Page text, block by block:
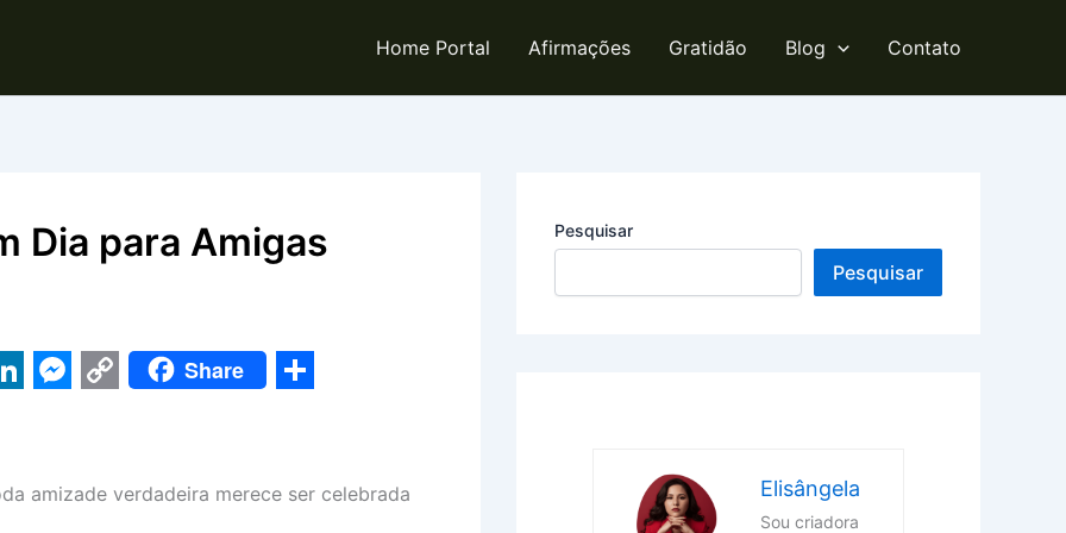
Home Portal Afirmações Gratidão Blog Contato
Dia para Amigas
s p
Share
a
amizade verdadeira merece ser celebrada
Pesquisar
Pesquisar
Elisângela
Sou criadora